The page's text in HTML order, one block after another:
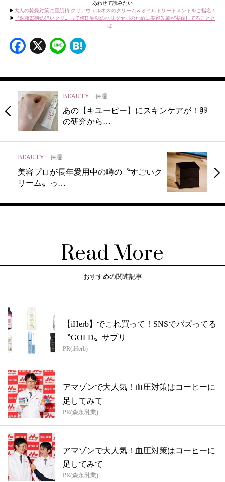
あわせて読みたい
▶︎ 大人の乾燥対策に雪肌精 クリアウェルネスのクリーム＆オイルトリートメントをご指名！
▶︎
〝深夜25時の追いクリ〟って何!? 翌朝のハリツヤ肌のために美容先輩が実践してることと
は…
Facebook
X Line
BEAUTY 保湿
あの【キユーピー】にスキンケアが！卵
の研究から…
BEAUTY 保湿
美容プロが長年愛用中の噂の〝すごいク
リーム〟っ…
Read More
おすすめの関連記事
【iHerb】でこれ買って！SNSでバズってる
〝GOLD〟サプリ
PR(iHerb)
アマゾンで大人気！血圧対策はコーヒーに
足してみて
PR(森永乳業)
アマゾンで大人気！血圧対策はコーヒーに
足してみて
PR(森永乳業)